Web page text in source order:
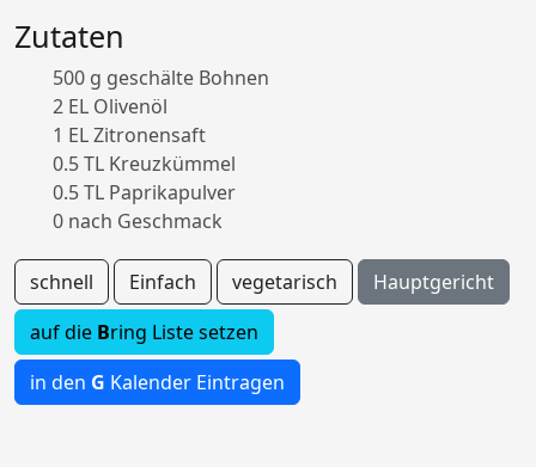
Zutaten
500 g geschälte Bohnen
2 EL Olivenöl
1 EL Zitronensaft
0.5 TL Kreuzkümmel
0.5 TL Paprikapulver
0 nach Geschmack
schnell Einfach vegetarisch
Hauptgericht
auf die Bring Liste setzen
in den G Kalender Eintragen